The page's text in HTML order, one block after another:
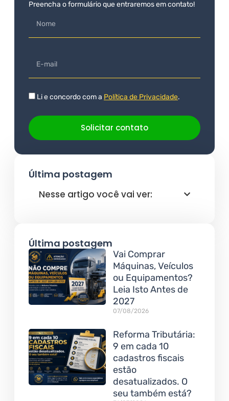
Preencha o formulário que entraremos em contato!
Li e concordo com a Política de Privacidade.
Solicitar contato
Última postagem
Nesse artigo você vai ver:
Última postagem
Vai Comprar
Máquinas, Veículos
ou Equipamentos?
Leia Isto Antes de
2027
07/08/2026
Reforma Tributária:
9 em cada 10
cadastros fiscais
estão
desatualizados. O
seu também está?